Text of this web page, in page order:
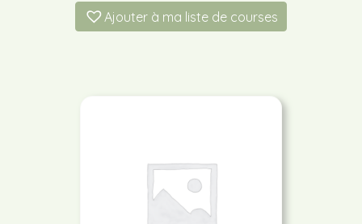
Ajouter à ma liste de courses